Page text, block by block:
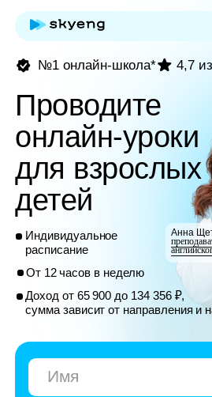
Индивидуальное
расписание
От 12 часов в неделю
Доход от 65 900 до 134 356 ₽,
сумма зависит от направления и нагрузки
4,7 из 5
Проводите
онлайн-уроки
для взрослых и
детей
Анна Щетинина,
преподаватель